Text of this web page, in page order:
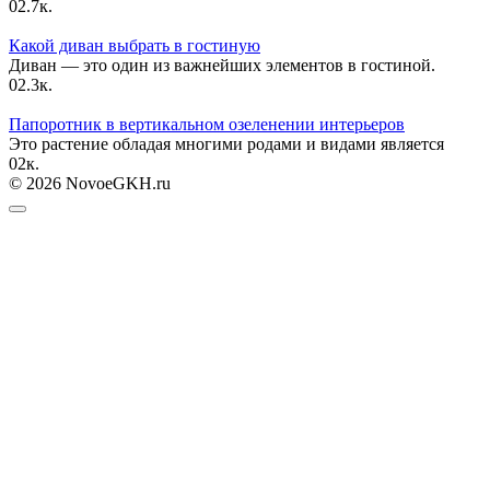
02.7к.
Какой диван выбрать в гостиную
Диван — это один из важнейших элементов в гостиной.
02.3к.
Папоротник в вертикальном озеленении интерьеров
Это растение обладая многими родами и видами является
02к.
© 2026 NovoeGKH.ru